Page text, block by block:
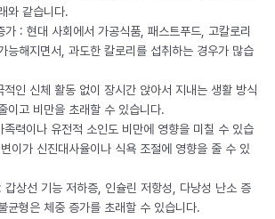
와 같습니다.
가 : 현대 사회에서 가공식품, 패스트푸드, 고칼로리
능해지면서, 과도한 칼로리를 섭취하는 경우가 많습
인 신체 활동 없이 장시간 앉아서 지내는 생활 방식
이고 비만을 초래할 수 있습니다.
력이나 유전적 소인도 비만에 영향을 미칠 수 있습
이가 신진대사율이나 식욕 조절에 영향을 줄 수 있
상선 기능 저하증, 인슐린 저항성, 다낭성 난소 증
균형은 체중 증가를 초래할 수 있습니다.